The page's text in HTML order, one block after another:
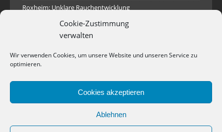
Cookie-Zustimmung
verwalten
Wir verwenden Cookies, um unsere Website und unseren Service zu
optimieren.
Cookies akzeptieren
Ablehnen
Roxheim: Unklare Rauchentwicklung
Sprendlingen: Überörtliche Hilfe bei Industriebrand in
Sprendlingen
Rüdesheim: Aufgerissener Dieseltank
Industriepark Pferdsfeld: Brand eines Holzpolter